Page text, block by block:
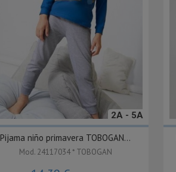
2A - 5A
Pijama niño primavera TOBOGAN...
Mod. 24117034 * TOBOGAN